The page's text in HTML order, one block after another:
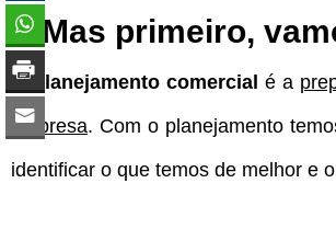
Mas primeiro,
Oplanejamento comercial é a
empresa. Com o planejamento
identificar o que temos de melhor e